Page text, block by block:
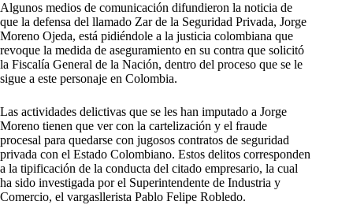
Algunos medios de comunicación difundieron la noticia de
que la defensa del llamado Zar de la Seguridad Privada, Jorge
Moreno Ojeda, está pidiéndole a la justicia colombiana que
revoque la medida de aseguramiento en su contra que solicitó
la Fiscalía General de la Nación, dentro del proceso que se le
sigue a este personaje en Colombia.
Las actividades delictivas que se les han imputado a Jorge
Moreno tienen que ver con la cartelización y el fraude
procesal para quedarse con jugosos contratos de seguridad
privada con el Estado Colombiano. Estos delitos corresponden
a la tipificación de la conducta del citado empresario, la cual
ha sido investigada por el Superintendente de Industria y
Comercio, el vargasllerista Pablo Felipe Robledo.